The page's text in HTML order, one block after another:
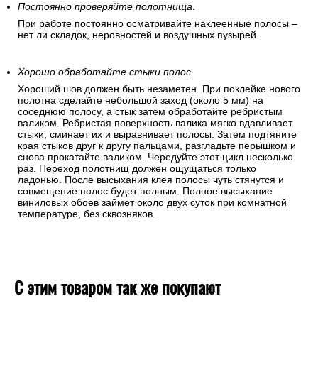
Постоянно проверяйте полотнища.
При работе постоянно осматривайте наклеенные полосы –
нет ли складок, неровностей и воздушных пузырей.
Хорошо обработайте стыки полос.
Хороший шов должен быть незаметен. При поклейке нового
полотна сделайте небольшой заход (около 5 мм) на
соседнюю полосу, а стык затем обработайте ребристым
валиком. Ребристая поверхность валика мягко вдавливает
стыки, сминает их и выравнивает полосы. Затем подтяните
края стыков друг к другу пальцами, разгладьте перышком и
снова прокатайте валиком. Чередуйте этот цикл несколько
раз. Переход полотнищ должен ощущаться только
ладонью. После высыхания клея полосы чуть стянутся и
совмещение полос будет полным. Полное высыхание
виниловых обоев займет около двух суток при комнатной
температуре, без сквозняков.
С этим товаром так же покупают